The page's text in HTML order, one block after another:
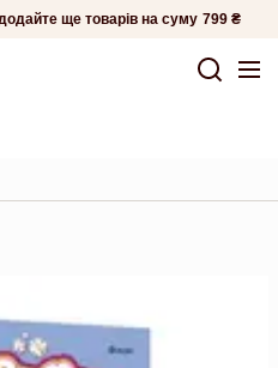
ще товарів на суму 799 ₴